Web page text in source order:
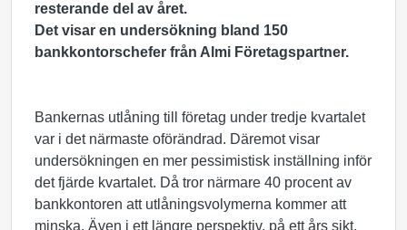
resterande del av året.
Det visar en undersökning bland 150
bankkontorschefer från Almi Företagspartner.
Bankernas utlåning till företag under tredje kvartalet
var i det närmaste oförändrad. Däremot visar
undersökningen en mer pessimistisk inställning inför
det fjärde kvartalet. Då tror närmare 40 procent av
bankkontoren att utlåningsvolymerna kommer att
minska. Även i ett längre perspektiv, på ett års sikt,